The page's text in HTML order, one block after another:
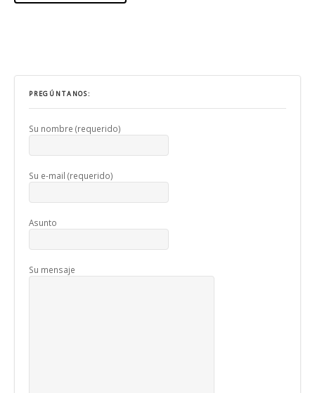
PREGÚNTANOS:
Su nombre (requerido)
Su e-mail (requerido)
Asunto
Su mensaje